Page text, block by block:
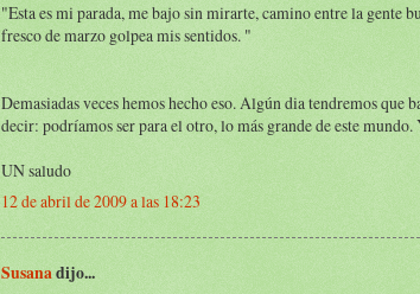
"Esta es mi parada, me bajo sin mirarte, camino entre la gente
fresco de marzo golpea mis sentidos. "
Demasiadas veces hemos hecho eso. Algún dia tendremos que
decir: podríamos ser para el otro, lo más grande de este
UN saludo
12 de abril de 2009 a las 18:23
Susanadijo...